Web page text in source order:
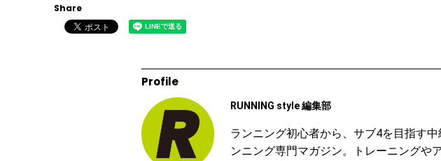
Share
Profile
RUNNING style 編集部
ランニング初心者から、サブ4を目指す
ンニング専門マガジン。トレーニングや